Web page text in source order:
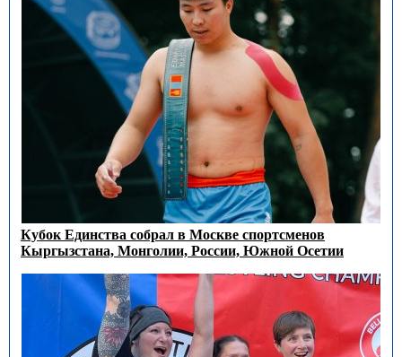
Кубок Единства собрал в Москве спортсменов
Кыргызстана, Монголии, России, Южной Осетии